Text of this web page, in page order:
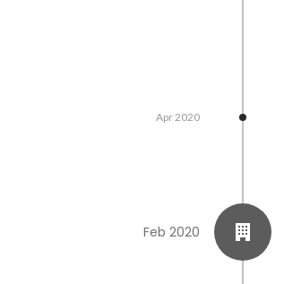
Apr 2020
Feb 2020